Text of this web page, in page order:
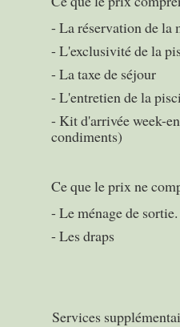
- La réservation de la
- L'exclusivité de la
- La taxe de séjour
- L'entretien de la
- Kit d'arrivée week-
condiments)
Ce que le prix ne
- Le ménage de sortie.
- Les draps
Services